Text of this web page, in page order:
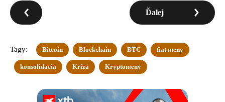
Ďalej
Tagy: Bitcoin Blockchain BTC fiat meny
konsolidacia Kríza Kryptomeny